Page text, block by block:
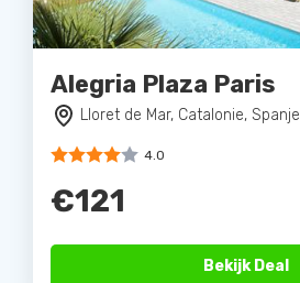
Alegria Plaza Paris
Lloret de Mar, Catalonie, Spanje
4.0
€121
Bekijk Deal